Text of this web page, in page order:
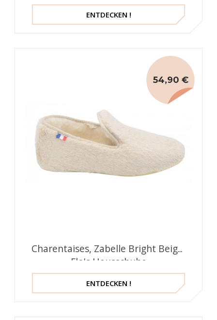
ENTDECKEN !
Charentaises, Zabelle Bright Beige,
Flo's Hausschuhe
54,90 €
ENTDECKEN !